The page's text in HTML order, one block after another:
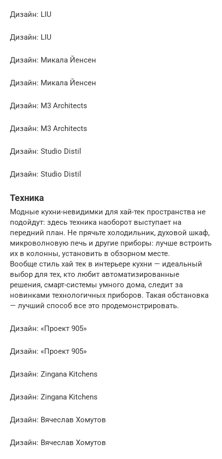
Дизайн: LIU
Дизайн: LIU
Дизайн: Микала Йенсен
Дизайн: Микала Йенсен
Дизайн: M3 Architects
Дизайн: M3 Architects
Дизайн: Studio Distil
Дизайн: Studio Distil
Техника
Модные кухни-невидимки для хай-тек пространства не
подойдут: здесь техника наоборот выступает на
передний план. Не прячьте холодильник, духовой шкаф,
микроволновую печь и другие приборы: лучше встроить
их в колонны, установить в обзорном месте.
Вообще стиль хай тек в интерьере кухни — идеальный
выбор для тех, кто любит автоматизированные
решения, смарт-системы умного дома, следит за
новинками технологичных приборов. Такая обстановка
— лучший способ все это продемонстрировать.
Дизайн: «Проект 905»
Дизайн: «Проект 905»
Дизайн: Zingana Kitchens
Дизайн: Zingana Kitchens
Дизайн: Вячеслав Хомутов
Дизайн: Вячеслав Хомутов